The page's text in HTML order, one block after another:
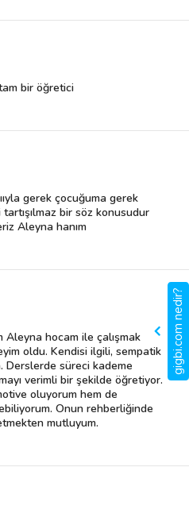
bir öğretici
gerek çocuğuma gerek
bir söz konusudur
Aleyna hanım
Aleyna hocam ile çalışmak
oldu. Kendisi ilgili, sempatik
Derslerde süreci kademe
verimli bir şekilde öğretiyor.
oluyorum hem de
Onun rehberliğinde
mutluyum.
gigbi.com nedir?